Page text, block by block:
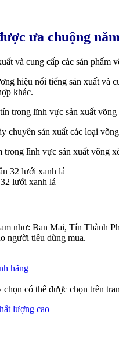
ưa chuộng
và cung cấp các sản
hiệu nổi tiếng sản xuất và
khác.
trong lĩnh vực sản xuất
chuyên sản xuất các loại
trong lĩnh vực sản xuất võng
lưới xanh lá
như: Ban Mai, Tín Thành
người tiêu dùng mua.
có thể được chọn trên
lượng cao